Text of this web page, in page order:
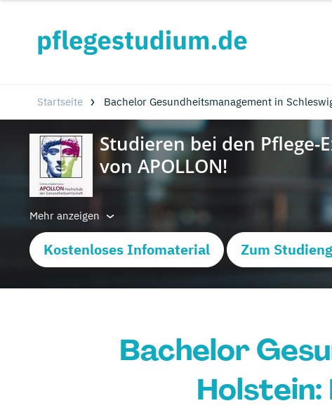
Startseite Bachelor Gesundheitsmanagement in
Mehr anzeigen
Kostenloses Infomaterial Zum
Bachelor
Holstein: